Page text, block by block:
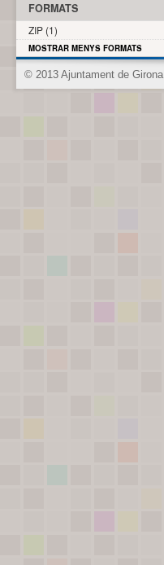
FORMATS
ZIP (1)
MOSTRAR MENYS FORMATS
© 2013 Ajuntament de Girona